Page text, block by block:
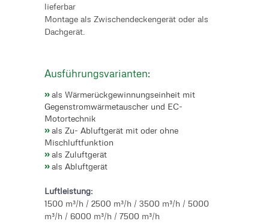
lieferbar
Montage als Zwischendeckengerät oder als
Dachgerät.
Ausführungsvarianten:
››als Wärmerückgewinnungseinheit mit
Gegenstromwärmetauscher und EC-
Motortechnik
››als Zu- Abluftgerät mit oder ohne
Mischluftfunktion
››als Zuluftgerät
››als Abluftgerät
Luftleistung:
1500 m³/h / 2500 m³/h / 3500 m³/h / 5000
m³/h / 6000 m³/h / 7500 m³/h